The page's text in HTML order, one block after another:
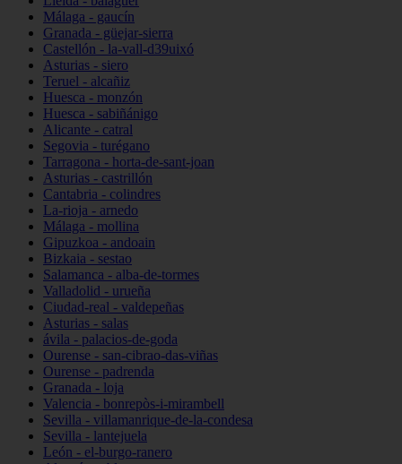
Málaga - gaucín
Granada - güejar-sierra
Castellón - la-vall-d39uixó
Asturias - siero
Teruel - alcañiz
Huesca - monzón
Huesca - sabiñánigo
Alicante - catral
Segovia - turégano
Tarragona - horta-de-sant-joan
Asturias - castrillón
Cantabria - colindres
La-rioja - arnedo
Málaga - mollina
Gipuzkoa - andoain
Bizkaia - sestao
Salamanca - alba-de-tormes
Valladolid - urueña
Ciudad-real - valdepeñas
Asturias - salas
ávila - palacios-de-goda
Ourense - san-cibrao-das-viñas
Ourense - padrenda
Granada - loja
Valencia - bonrepòs-i-mirambell
Sevilla - villamanrique-de-la-condesa
Sevilla - lantejuela
León - el-burgo-ranero